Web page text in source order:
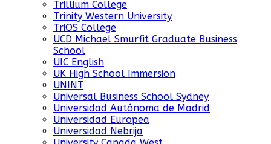
Trillium College
Trinity Western University
TriOS College
UCD Michael Smurfit Graduate Business
School
UIC English
UK High School Immersion
UNINT
Universal Business School Sydney
Universidad Autónoma de Madrid
Universidad Europea
Universidad Nebrija